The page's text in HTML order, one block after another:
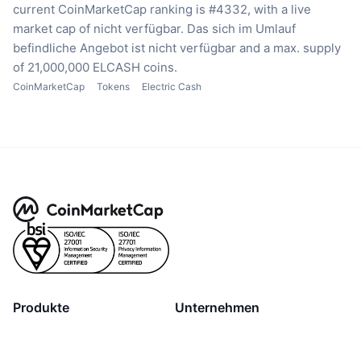
current CoinMarketCap ranking is #4332, with a live
market cap of nicht verfügbar. Das sich im Umlauf
befindliche Angebot ist nicht verfügbar and a max. supply
of 21,000,000 ELCASH coins.
CoinMarketCap Tokens Electric Cash
Produkte Unternehmen